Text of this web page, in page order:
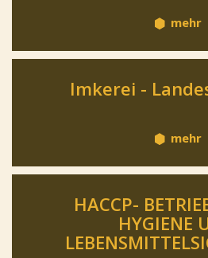
mehr
Imkerei -
mehr
HACCP-
HYGIENE